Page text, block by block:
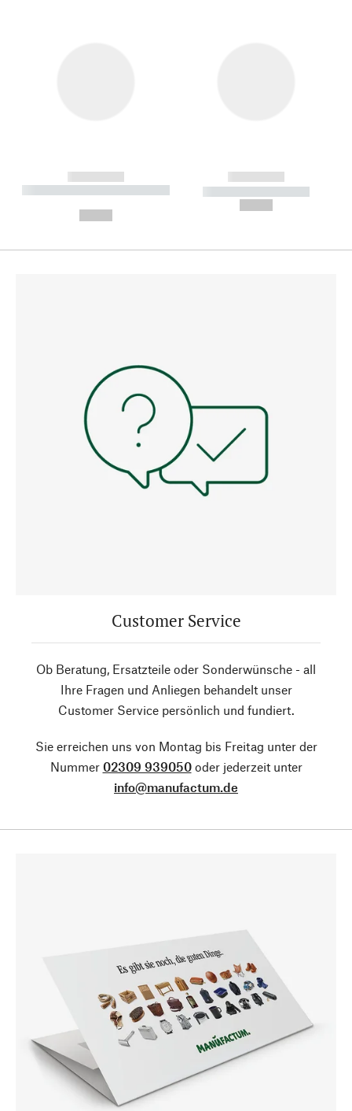
------------
----------- ----------- --------
------------
----------- -----------
Customer Service
Ob Beratung, Ersatzteile oder Sonderwünsche - all
Ihre Fragen und Anliegen behandelt unser
Customer Service persönlich und fundiert.
Sie erreichen uns von Montag bis Freitag unter der
Nummer 02309 939050oder jederzeit unter
info@manufactum.de